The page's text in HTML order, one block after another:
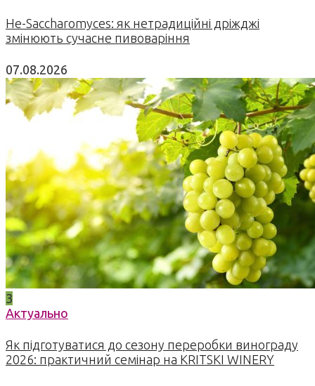
Не-Saccharomyces: як нетрадиційні дріжджі
змінюють сучасне пивоваріння
07.08.2026
3
Актуально
Як підготуватися до сезону переробки винограду
2026: практичний семінар на KRITSKI WINERY